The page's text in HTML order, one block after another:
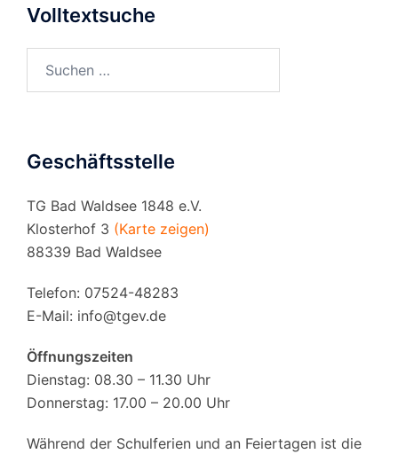
Volltextsuche
Geschäftsstelle
TG Bad Waldsee 1848 e.V.
Klosterhof 3 (Karte zeigen)
88339 Bad Waldsee
Telefon: 07524-48283
E-Mail: info@tgev.de
Öffnungszeiten
Dienstag: 08.30 – 11.30 Uhr
Donnerstag: 17.00 – 20.00 Uhr
Während der Schulferien und an Feiertagen ist die